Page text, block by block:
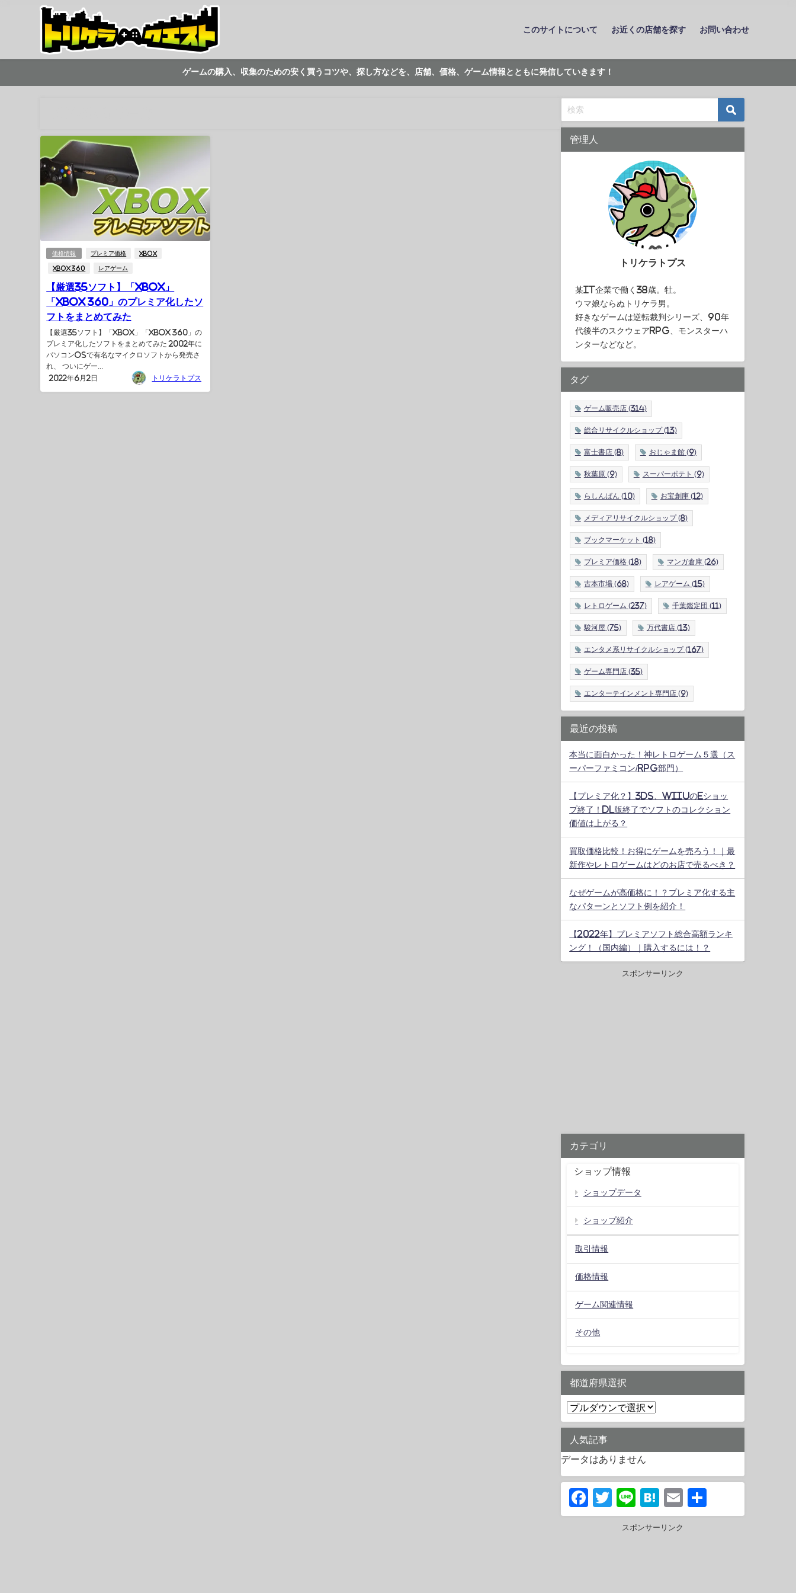
このサイトについて お近くの店舗を探す お問い合わせ
ゲームの購入、収集のための安く買うコツや、探し方などを、店舗、価格、ゲーム情報とともに発信していきます！
価格情報 プレミア価格 XBOX
XBOX 360 レアゲーム
【厳選35ソフト】「XBOX」
「XBOX 360」のプレミア化したソ
フトをまとめてみた
【厳選35ソフト】「XBOX」「XBOX 360」の
プレミア化したソフトをまとめてみた 2002年に
パソコンOSで有名なマイクロソフトから発売さ
れ、 ついにゲー...
2022年6月2日
トリケラトプス
管理人
トリケラトプス
某IT企業で働く38歳。牡。
ウマ娘ならぬトリケラ男。
好きなゲームは逆転裁判シリーズ、90年
代後半のスクウェアRPG、モンスターハ
ンターなどなど。
タグ
ゲーム販売店 (314)
総合リサイクルショップ(13)
富士書店 (8) おじゃま館(9)
秋葉原 (9) スーパーポテト (9)
らしんばん (10) お宝創庫 (12)
メディアリサイクルショップ(8)
ブックマーケット (18)
プレミア価格(18) マンガ倉庫 (26)
古本市場(68) レアゲーム (15)
レトロゲーム (237) 千葉鑑定団 (11)
駿河屋 (75) 万代書店 (13)
エンタメ系リサイクルショップ(167)
ゲーム専門店 (35)
エンターテインメント専門店 (9)
最近の投稿
本当に面白かった！神レトロゲーム５選（ス
ーパーファミコン/RPG部門）
【プレミア化？】3DS、WiiUのeショッ
プ終了！DL版終了でソフトのコレクション
価値は上がる？
買取価格比較！お得にゲームを売ろう！｜最
新作やレトロゲームはどのお店で売るべき？
なぜゲームが高価格に！？プレミア化する主
なパターンとソフト例を紹介！
【2022年】プレミアソフト総合高額ランキ
ング！（国内編）｜購入するには！？
スポンサーリンク
カテゴリ
ショップ情報
ショップデータ
ショップ紹介
取引情報
価格情報
ゲーム関連情報
その他
都道府県選択
人気記事
データはありません
Facebook
Twitter
LineHatena
Email
有
スポンサーリンク